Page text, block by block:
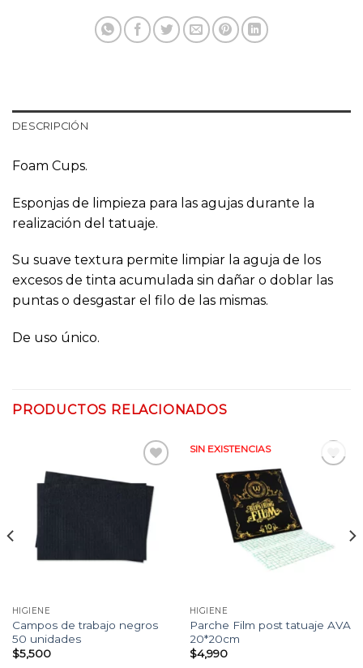
DESCRIPCIÓN
Foam Cups.
Esponjas de limpieza para las agujas durante la
realización del tatuaje.
Su suave textura permite limpiar la aguja de los
excesos de tinta acumulada sin dañar o doblar las
puntas o desgastar el filo de las mismas.
De uso único.
PRODUCTOS RELACIONADOS
Añadir
a la
lista
de
HIGIENE
Campos de trabajo negros
50 unidades
$5,500
de
deseos
SIN EXISTENCIAS
HIGIENE
Parche Film post tatuaje AVA
20*20cm
$4,990